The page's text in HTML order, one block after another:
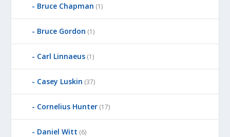
Bruce Chapman (1)
Bruce Gordon (1)
Carl Linnaeus (1)
Casey Luskin (37)
Cornelius Hunter (17)
Daniel Witt (6)